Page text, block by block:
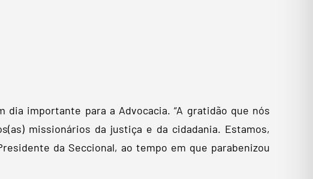
importante para a Advocacia. “A gratidão que nós
missionários da justiça e da cidadania. Estamos,
da Seccional, ao tempo em que parabenizou